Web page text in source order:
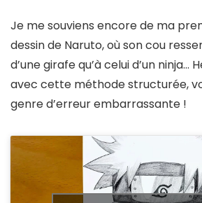
Je me souviens encore de ma
dessin de Naruto, où son cou
d’une girafe qu’à celui d’un ninja…
avec cette méthode structurée,
genre d’erreur embarrassante !